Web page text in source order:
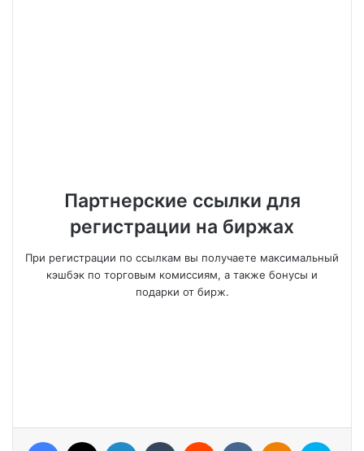
Партнерские ссылки для
регистрации на биржах
При регистрации по ссылкам вы получаете максимальный
кэшбэк по торговым комиссиям, а также бонусы и
подарки от бирж.